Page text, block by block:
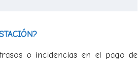
o incidencias en el pago de